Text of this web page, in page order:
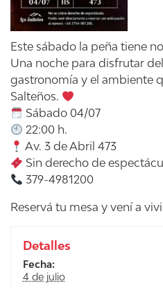
Este sábado la peña tiene
Una noche para disfrutar
gastronomía y el ambiente
Salteños.
Sábado 04/07
22:00 h.
Av. 3 de Abril 473
Sin derecho de
379-4981200
Reservá tu mesa y vení a
Detalles
Fecha:
4 de julio